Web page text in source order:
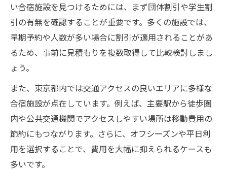
い合宿施設を見つけるためには、まず団体割引や学生割
引の有無を確認することが重要です。多くの施設では、
早期予約や人数が多い場合に割引が適用されることがあ
るため、事前に見積もりを複数取得して比較検討しまし
ょう。
また、東京都内では交通アクセスの良いエリアに多様な
合宿施設が点在しています。例えば、主要駅から徒歩圏
内や公共交通機関でアクセスしやすい場所は移動費用の
節約にもつながります。さらに、オフシーズンや平日利
用を選択することで、費用を大幅に抑えられるケースも
多いです。